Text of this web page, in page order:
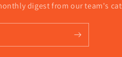
digest from our team's